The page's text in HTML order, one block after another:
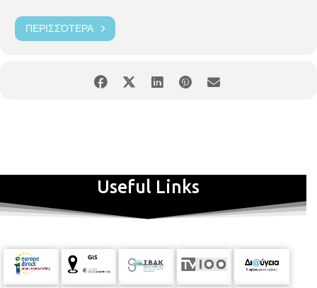
ΠΕΡΙΣΣΌΤΕΡΑ
Useful Links